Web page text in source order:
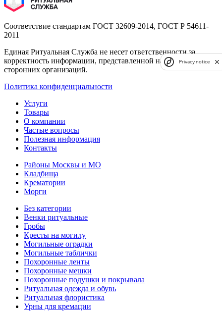
Соответствие стандартам ГОСТ 32609-2014, ГОСТ Р 54611-
2011
Единая Ритуальная Служба не несет ответственности за
корректность информации, представленной на сайтах
сторонних организаций.
Политика конфиденциальности
Услуги
Товары
О компании
Частые вопросы
Полезная информация
Контакты
Районы Москвы и МО
Кладбища
Крематории
Морги
Без категории
Венки ритуальные
Гробы
Кресты на могилу
Могильные оградки
Могильные таблички
Похоронные ленты
Похоронные мешки
Похоронные подушки и покрывала
Ритуальная одежда и обувь
Ритуальная флористика
Урны для кремации
Privacy notice